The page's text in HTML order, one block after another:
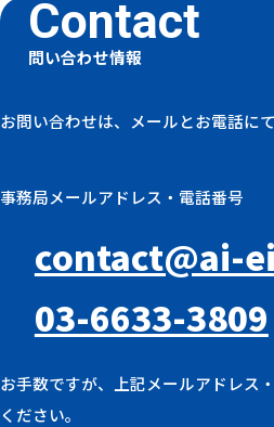
問い合わせ情報
お問い合わせは、メールとお電話に
事務局メールアドレス・電話番号
contact@ai-
03-6633-3809
お手数ですが、上記メールアドレス
ください。